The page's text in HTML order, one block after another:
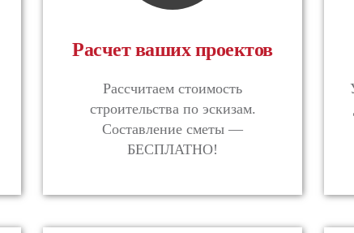
Расчет ваших проектов
Рассчитаем стоимость
строительства по эскизам.
Составление сметы —
БЕСПЛАТНО!